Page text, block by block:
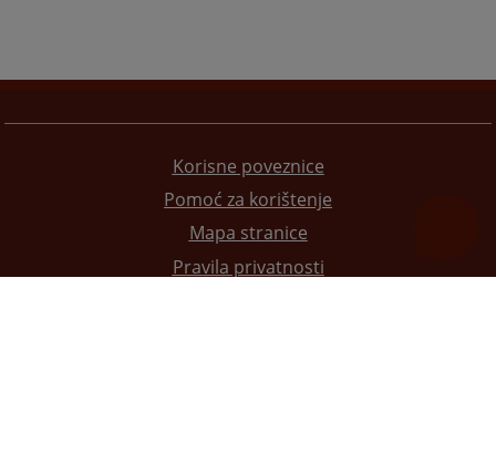
Korisne poveznice
Pomoć za korištenje
Mapa stranice
Pravila privatnosti